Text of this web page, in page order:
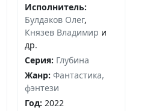
Исполнитель:
Булдаков Олег,
Князев Владимир и
др.
Серия: Глубина
Жанр: Фантастика,
фэнтези
Год: 2022